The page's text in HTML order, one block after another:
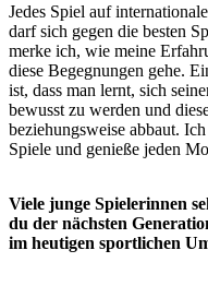
Jedes Spiel auf
darf sich gegen die besten
merke ich, wie meine
diese Begegnungen gehe.
ist, dass man lernt, sich
bewusst zu werden und
beziehungsweise abbaut.
Spiele und genieße jeden
Viele junge Spielerinnen
du der nächsten
im heutigen sportlichen